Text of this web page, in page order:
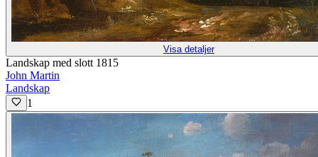
Visa detaljer
Landskap med slott 1815
John Martin
Landskap
1